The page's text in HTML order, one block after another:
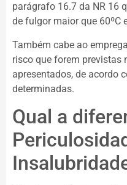
parágrafo 16.7 da NR 16
de fulgor maior que 60ºC
Também cabe ao
risco que forem previstas
apresentados, de acordo
determinadas.
Qual a